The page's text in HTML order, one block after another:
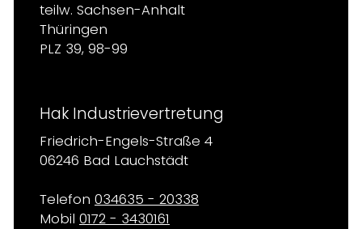
teilw. Sachsen-Anhalt
Thüringen
PLZ 39, 98-99
Hak Industrievertretung
Friedrich-Engels-Straße 4
06246 Bad Lauchstädt
Telefon 034635 - 20338
Mobil 0172 - 3430161